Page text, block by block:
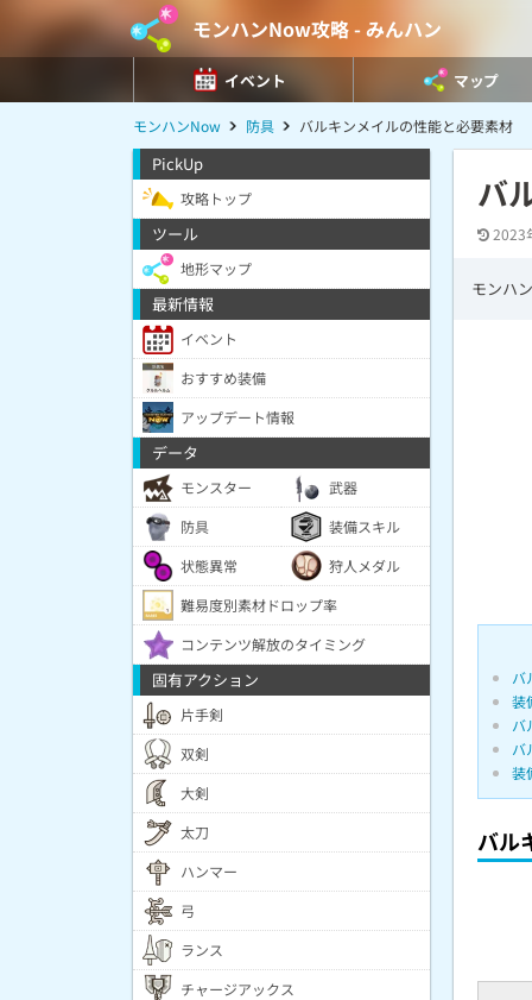
モンハンNow攻略 - みんハン
イベント マップ
モンハンNow 防具 バルキンメイルの性能と必要素材
バ
2023
モンハ
バ
装
バ
バ
装
バル
PickUp
攻略トップ
ツール
地形マップ
最新情報
イベント
おすすめ装備
アップデート情報
データ
モンスター
武器
防具
装備スキル
状態異常
狩人メダル
難易度別素材ドロップ率
コンテンツ解放のタイミング
固有アクション
片手剣
双剣
大剣
太刀
ハンマー
弓
ランス
チャージアックス